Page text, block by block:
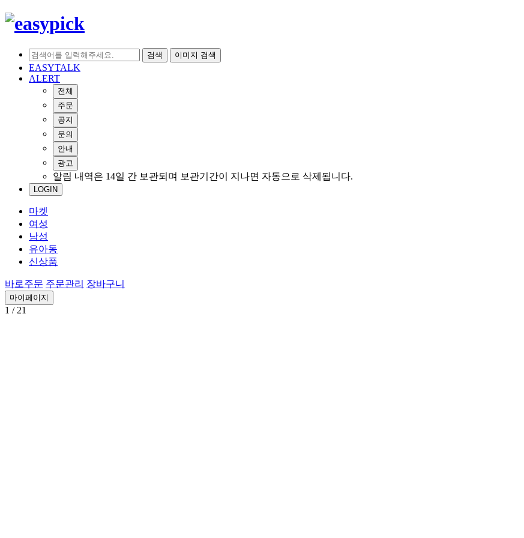
검색 이미지 검색
EASYTALK
ALERT
전체
주문
공지
문의
안내
광고
알림 내역은 14일 간 보관되며 보관기간이 지나면 자동으로 삭제됩니다.
LOGIN
마켓
여성
남성
유아동
신상품
바로주문 주문관리 장바구니
마이페이지
1 / 21